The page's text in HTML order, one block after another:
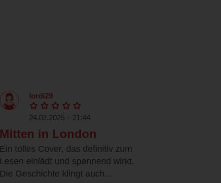
lordi29
24.02.2025 – 21:44
Mitten in London
Ein tolles Cover, das definitiv zum
Lesen einlädt und spannend wirkt.
Die Geschichte klingt auch...